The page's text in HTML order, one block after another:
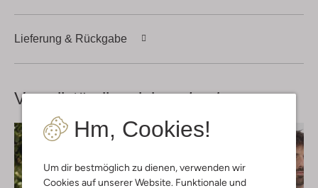
Hm, Cookies!
Um dir bestmöglich zu dienen, verwenden wir
Cookies auf unserer Website. Funktionale und
Lieferung & Rückgabe
Vervollständige deinenLook